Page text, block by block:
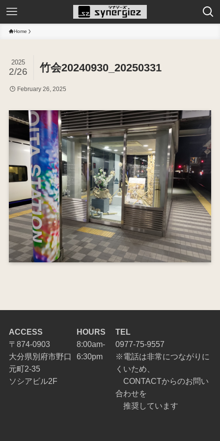
Home
竹会20240930_20250331
2025
2/26
February 26, 2025
ACCESS
〒874-0903
大分県別府市野口
元町2-35
ソシアビル2F
HOURS
8:00am-
6:30pm
TEL
0977-75-9557
※電話は非常につながりに
くいため、
CONTACTからのお問い
合わせを
推奨しています